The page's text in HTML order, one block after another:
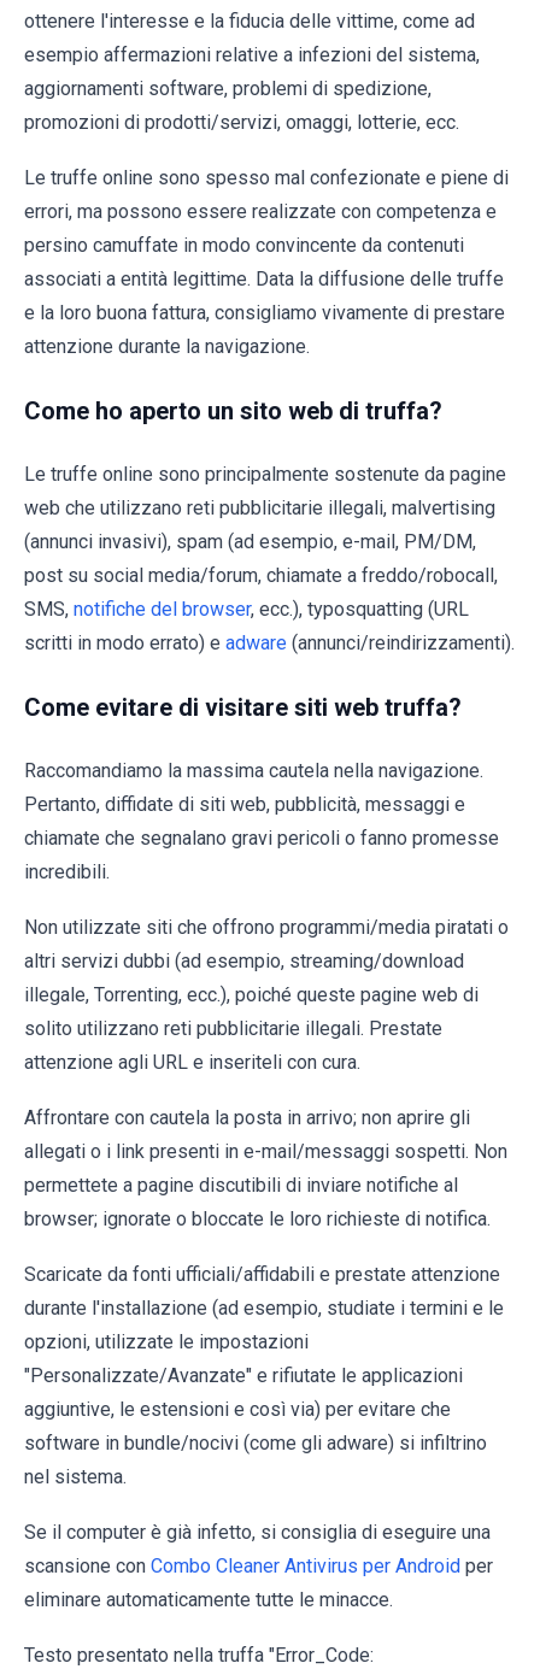
ottenere l'interesse e la fiducia delle vittime, come ad
esempio affermazioni relative a infezioni del sistema,
aggiornamenti software, problemi di spedizione,
promozioni di prodotti/servizi, omaggi, lotterie, ecc.
Le truffe online sono spesso mal confezionate e piene di
errori, ma possono essere realizzate con competenza e
persino camuffate in modo convincente da contenuti
associati a entità legittime. Data la diffusione delle truffe
e la loro buona fattura, consigliamo vivamente di prestare
attenzione durante la navigazione.
Come ho aperto un sito web di truffa?
Le truffe online sono principalmente sostenute da pagine
web che utilizzano reti pubblicitarie illegali, malvertising
(annunci invasivi), spam (ad esempio, e-mail, PM/DM,
post su social media/forum, chiamate a freddo/robocall,
SMS, notifiche del browser, ecc.), typosquatting (URL
scritti in modo errato) e adware (annunci/reindirizzamenti).
Come evitare di visitare siti web truffa?
Raccomandiamo la massima cautela nella navigazione.
Pertanto, diffidate di siti web, pubblicità, messaggi e
chiamate che segnalano gravi pericoli o fanno promesse
incredibili.
Non utilizzate siti che offrono programmi/media piratati o
altri servizi dubbi (ad esempio, streaming/download
illegale, Torrenting, ecc.), poiché queste pagine web di
solito utilizzano reti pubblicitarie illegali. Prestate
attenzione agli URL e inseriteli con cura.
Affrontare con cautela la posta in arrivo; non aprire gli
allegati o i link presenti in e-mail/messaggi sospetti. Non
permettete a pagine discutibili di inviare notifiche al
browser; ignorate o bloccate le loro richieste di notifica.
Scaricate da fonti ufficiali/affidabili e prestate attenzione
durante l'installazione (ad esempio, studiate i termini e le
opzioni, utilizzate le impostazioni
"Personalizzate/Avanzate" e rifiutate le applicazioni
aggiuntive, le estensioni e così via) per evitare che
software in bundle/nocivi (come gli adware) si infiltrino
nel sistema.
Se il computer è già infetto, si consiglia di eseguire una
scansione con Combo Cleaner Antivirus per Android per
eliminare automaticamente tutte le minacce.
Testo presentato nella truffa "Error_Code: